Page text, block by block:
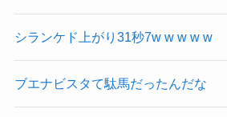
シランケド上がり31秒7w w w w w
ブエナビスタて駄馬だったんだな